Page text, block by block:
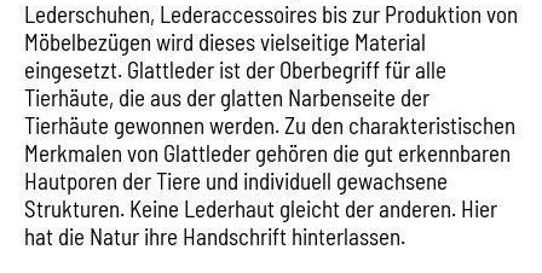
Lederschuhen, Lederaccessoires bis zur Produktion von
Möbelbezügen wird dieses vielseitige Material
eingesetzt. Glattleder ist der Oberbegriff für alle
Tierhäute, die aus der glatten Narbenseite der
Tierhäute gewonnen werden. Zu den charakteristischen
Merkmalen von Glattleder gehören die gut erkennbaren
Hautporen der Tiere und individuell gewachsene
Strukturen. Keine Lederhaut gleicht der anderen. Hier
hat die Natur ihre Handschrift hinterlassen.